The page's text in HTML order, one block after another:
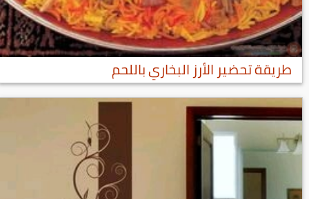
طريقة تحضير الأرز البخاري باللحم